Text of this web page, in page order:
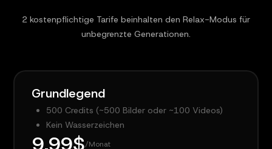
2 kostenpflichtige Tarife beinhalten den Relax-Modus für
unbegrenzte Generationen.
Grundlegend
500 Credits (~500 Bilder oder ~100 Videos)
Kein Wasserzeichen
/Monat